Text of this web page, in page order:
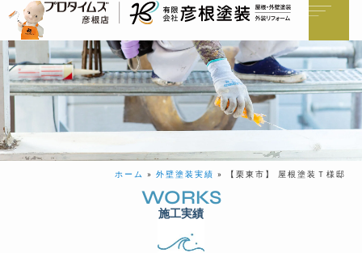
ホーム » 外壁塗装実績 » 【栗東市】 屋根塗装Ｔ様邸
WORKS
施工実績